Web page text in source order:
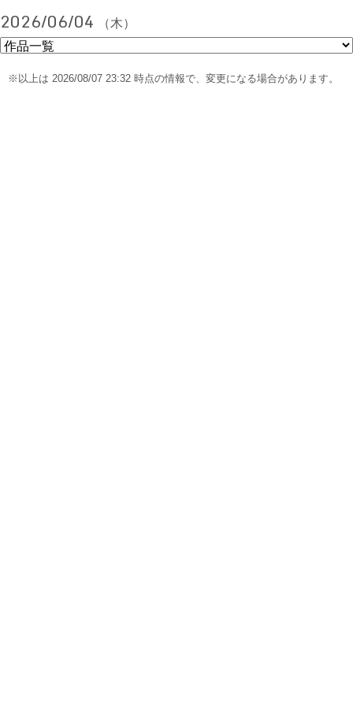
2026/06/04 （木）
※以上は 2026/08/07 23:32 時点の情報で、変更になる場合があります。